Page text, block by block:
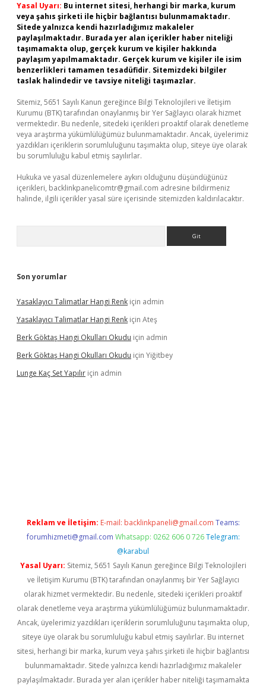
Yasal Uyarı: Bu internet sitesi, herhangi bir marka, kurum
veya şahıs şirketi ile hiçbir bağlantısı bulunmamaktadır.
Sitede yalnızca kendi hazırladığımız makaleler
paylaşılmaktadır. Burada yer alan içerikler haber niteliği
taşımamakta olup, gerçek kurum ve kişiler hakkında
paylaşım yapılmamaktadır. Gerçek kurum ve kişiler ile isim
benzerlikleri tamamen tesadüfidir. Sitemizdeki bilgiler
taslak halindedir ve tavsiye niteliği taşımazlar.
Sitemiz, 5651 Sayılı Kanun gereğince Bilgi Teknolojileri ve İletişim
Kurumu (BTK) tarafından onaylanmış bir Yer Sağlayıcı olarak hizmet
vermektedir. Bu nedenle, sitedeki içerikleri proaktif olarak denetleme
veya araştırma yükümlülüğümüz bulunmamaktadır. Ancak, üyelerimiz
yazdıkları içeriklerin sorumluluğunu taşımakta olup, siteye üye olarak
bu sorumluluğu kabul etmiş sayılırlar.
Hukuka ve yasal düzenlemelere aykırı olduğunu düşündüğünüz
içerikleri, backlinkpanelicomtr@gmail.com adresine bildirmeniz
halinde, ilgili içerikler yasal süre içerisinde sitemizden kaldırılacaktır.
Son yorumlar
Yasaklayıcı Talimatlar Hangi Renk için admin
Yasaklayıcı Talimatlar Hangi Renk için Ateş
Berk Göktaş Hangi Okulları Okudu için admin
Berk Göktaş Hangi Okulları Okudu için Yiğitbey
Lunge Kaç Set Yapılır için admin
Reklam ve İletişim: E-mail: backlinkpaneli@gmail.com Teams:
forumhizmeti@gmail.com Whatsapp: 0262 606 0 726 Telegram:
@karabul
Yasal Uyarı: Sitemiz, 5651 Sayılı Kanun gereğince Bilgi Teknolojileri
ve İletişim Kurumu (BTK) tarafından onaylanmış bir Yer Sağlayıcı
olarak hizmet vermektedir. Bu nedenle, sitedeki içerikleri proaktif
olarak denetleme veya araştırma yükümlülüğümüz bulunmamaktadır.
Ancak, üyelerimiz yazdıkları içeriklerin sorumluluğunu taşımakta olup,
siteye üye olarak bu sorumluluğu kabul etmiş sayılırlar. Bu internet
sitesi, herhangi bir marka, kurum veya şahıs şirketi ile hiçbir bağlantısı
bulunmamaktadır. Sitede yalnızca kendi hazırladığımız makaleler
paylaşılmaktadır. Burada yer alan içerikler haber niteliği taşımamakta